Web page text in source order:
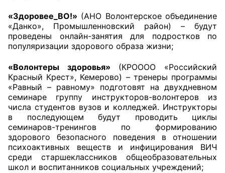
«Здоровее_ВО!» (АНО Волонтерское объединение
«Данко», Промышленновский район) – будут
проведены онлайн-занятия для подростков по
популяризации здорового образа жизни;
«Волонтеры здоровья» (КРОООО «Российский
Красный Крест», Кемерово) – тренеры программы
«Равный – равному» подготовят на двухдневном
семинаре группу инструкторов-волонтеров из
числа студентов вузов и колледжей. Инструкторы
в последующем будут проводить циклы
семинаров-тренингов по формированию
здорового безопасного поведения в отношении
психоактивных веществ и инфицирования ВИЧ
среди старшеклассников общеобразовательных
школ и воспитанников социальных учреждений;